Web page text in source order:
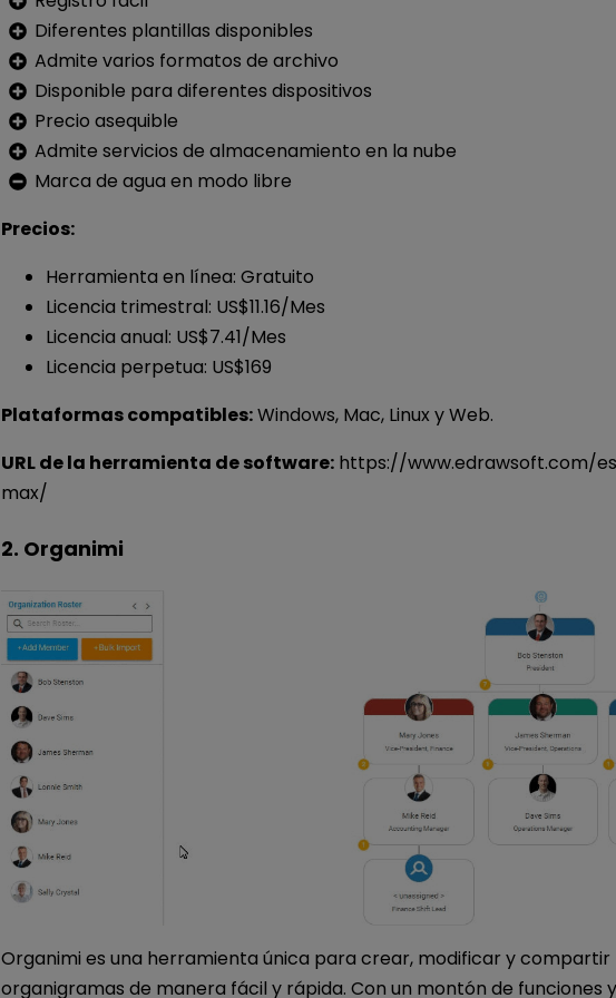
Diferentes plantillas disponibles
Admite varios formatos de archivo
Disponible para diferentes dispositivos
Precio asequible
Admite servicios de almacenamiento en la nube
Marca de agua en modo libre
Precios:
Herramienta en línea: Gratuito
Licencia trimestral: US$11.16/Mes
Licencia anual: US$7.41/Mes
Licencia perpetua: US$169
Plataformas compatibles:Windows, Mac, Linux y Web.
URL de la herramienta de software:https://www.edrawsoft.com/
max/
2. Organimi
Organimi es una herramienta única para crear, modificar y compartir
organigramas de manera fácil y rápida. Con un montón de funciones